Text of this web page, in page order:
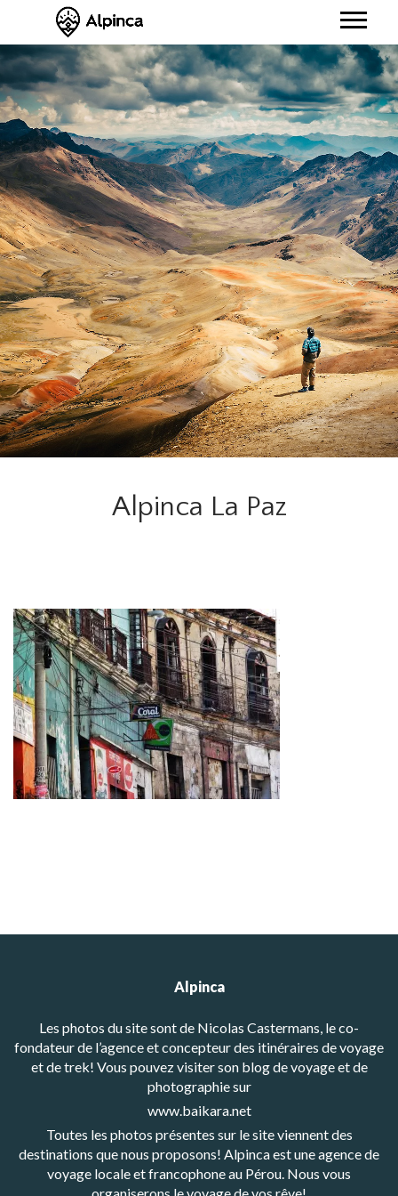
Alpinca La Paz
Alpinca
Les photos du site sont de Nicolas Castermans, le co-
fondateur de l’agence et concepteur des itinéraires de voyage
et de trek! Vous pouvez visiter son blog de voyage et de
photographie sur
www.baikara.net
Toutes les photos présentes sur le site viennent des
destinations que nous proposons! Alpinca est une agence de
voyage locale et francophone au Pérou. Nous vous